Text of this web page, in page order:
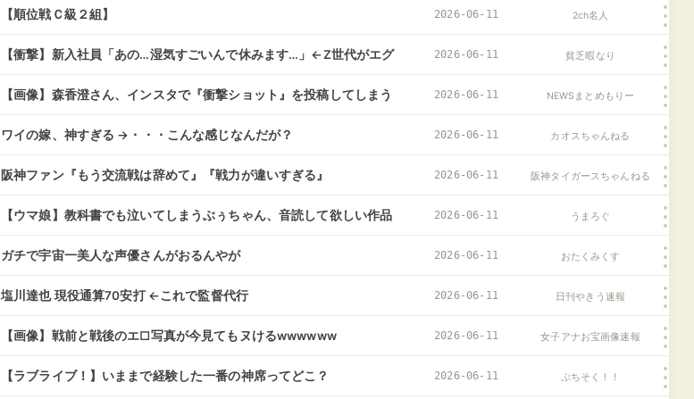
保 高市総理が夕方の中東情勢関係閣僚会議で表明へ
【順位戦Ｃ級２組】 2026-06-11 2ch名人
【衝撃】新入社員「あの…湿気すごいんで休みます…」←Z世代がエグ
すぎると話題にｗｗｗｗｗｗｗｗｗｗｗｗｗｗ
2026-06-11 貧乏暇なり
【画像】森香澄さん、インスタで『衝撃ショット』を投稿してしまう
ｗｗｗｗｗｗｗｗ
2026-06-11 NEWSまとめもりー
ワイの嫁、神すぎる →・・・こんな感じなんだが？ 2026-06-11 カオスちゃんねる
阪神ファン『もう交流戦は辞めて』『戦力が違いすぎる』 2026-06-11 阪神タイガースちゃんねる
【ウマ娘】教科書でも泣いてしまうぶぅちゃん、音読して欲しい作品
といえば？
2026-06-11 うまろぐ
ガチで宇宙一美人な声優さんがおるんやが 2026-06-11 おたくみくす
塩川達也 現役通算70安打 ←これで監督代行 2026-06-11 日刊やきう速報
【画像】戦前と戦後のエ□写真が今見てもヌけるwwwwww 2026-06-11 女子アナお宝画像速報
【ラブライブ！】いままで経験した一番の神席ってどこ？ 2026-06-11 ぷちそく！！